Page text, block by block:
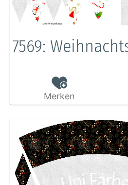
7569:
Merken